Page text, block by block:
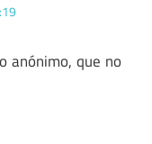
anónimo, que no